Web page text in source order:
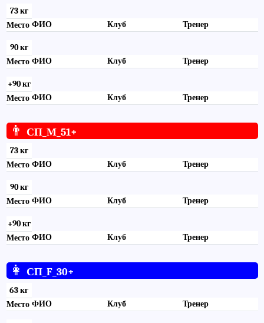
73 кг
Место ФИО Клуб Тренер
90 кг
Место ФИО Клуб Тренер
+90 кг
Место ФИО Клуб Тренер
👨 СП_М_51+
73 кг
Место ФИО Клуб Тренер
90 кг
Место ФИО Клуб Тренер
+90 кг
Место ФИО Клуб Тренер
👩 СП_F_30+
63 кг
Место ФИО Клуб Тренер